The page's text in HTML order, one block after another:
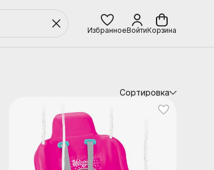
ИзбранноеВойтиКорзина
Сортировка